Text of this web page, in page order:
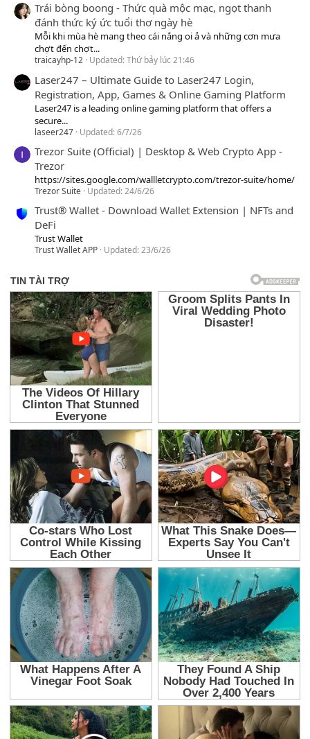
Trái bòng boong - Thức quà mộc mạc, ngọt thanh
đánh thức ký ức tuổi thơ ngày hè
Mỗi khi mùa hè mang theo cái nắng oi ả và những cơn mưa
chợt đến chợt...
traicayhp-12 Updated:Thứ bảy lúc 21:46
Laser247 – Ultimate Guide to Laser247 Login,
Registration, App, Games & Online Gaming Platform
Laser247 is a leading online gaming platform that offers a
secure...
laseer247 Updated:6/7/26
Trezor Suite (Official) | Desktop & Web Crypto App -
Trezor
https://sites.google.com/wallletcrypto.com/trezor-suite/home/
Trezor Suite Updated:24/6/26
Trust® Wallet - Download Wallet Extension | NFTs and
DeFi
Trust Wallet
Trust Wallet APP Updated:23/6/26